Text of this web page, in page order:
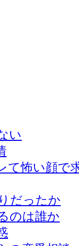
い
て怖い顔で
だったか
のは誰か